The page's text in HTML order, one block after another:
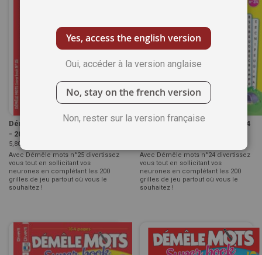
Démêle Mots Super Book n°25
- 200 grilles de jeu !
5,80 €
Avec Démêle mots n°25 divertissez
vous tout en sollicitant vos
neurones en complétant les 200
grilles de jeu partout où vous le
souhaitez !
Démêle Mots Super Book n°24
Avec Démêle mots n°24 divertissez
vous tout en sollicitant vos
neurones en complétant les 200
grilles de jeu partout où vous le
souhaitez !
Yes, access the english version
Oui, accéder à la version anglaise
No, stay on the french version
Non, rester sur la version française